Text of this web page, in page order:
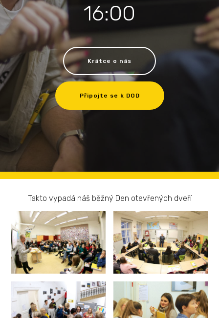
16:00
Krátce o nás
Připojte se k DOD
Takto vypadá náš běžný Den otevřených dveří